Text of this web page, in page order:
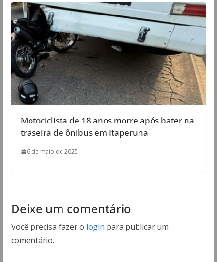
Motociclista de 18 anos morre após bater na
traseira de ônibus em Itaperuna
6 de maio de 2025
Deixe um comentário
Você precisa fazer o login para publicar um
comentário.